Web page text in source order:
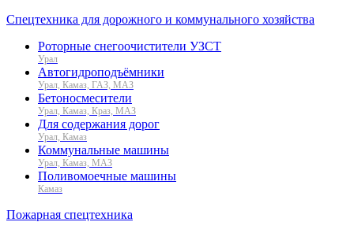
Спецтехника для дорожного и коммунального хозяйства
Роторные снегоочистители УЗСТ
Урал
Автогидроподъёмники
Урал, Камаз, ГАЗ, МАЗ
Бетоносмесители
Урал, Камаз, Краз, МАЗ
Для содержания дорог
Урал, Камаз
Коммунальные машины
Урал, Камаз, МАЗ
Поливомоечные машины
Камаз
Пожарная спецтехника